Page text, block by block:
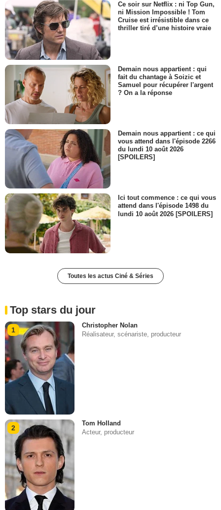
Ce soir sur Netflix : ni Top Gun,
ni Mission Impossible ! Tom
Cruise est irrésistible dans ce
thriller tiré d’une histoire vraie
Demain nous appartient : qui
fait du chantage à Soizic et
Samuel pour récupérer l'argent
? On a la réponse
Demain nous appartient : ce qui
vous attend dans l'épisode 2266
du lundi 10 août 2026
[SPOILERS]
Ici tout commence : ce qui vous
attend dans l'épisode 1498 du
lundi 10 août 2026 [SPOILERS]
Toutes les actus Ciné & Séries
Top stars du jour
1
Christopher Nolan
Réalisateur, scénariste, producteur
2
Tom Holland
Acteur, producteur